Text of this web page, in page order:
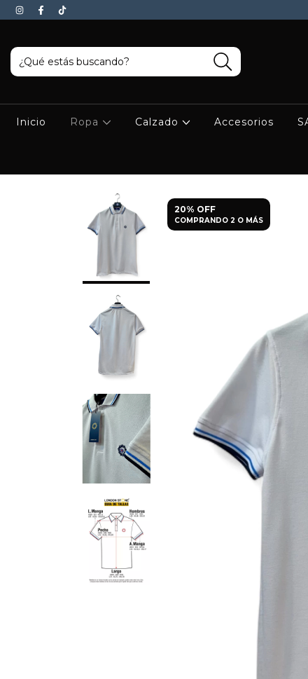
Inicio Ropa Calzado Accesorios
20% OFF
COMPRANDO 2 O MÁS